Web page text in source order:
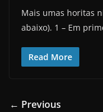
Mais umas horitas
abaixo). 1 – Em
Read More
← Previous